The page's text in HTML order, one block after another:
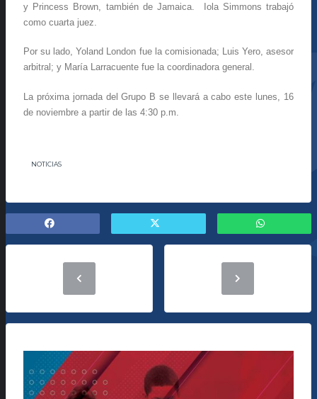
y Princess Brown, también de Jamaica. Iola Simmons trabajó
como cuarta juez.
Por su lado, Yoland London fue la comisionada; Luis Yero, asesor
arbitral; y María Larracuente fue la coordinadora general.
La próxima jornada del Grupo B se llevará a cabo este lunes, 16
de noviembre a partir de las 4:30 p.m.
NOTICIAS